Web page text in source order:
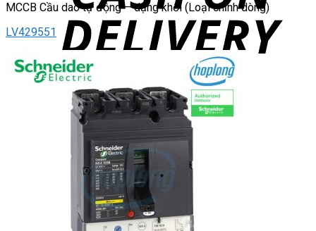
MCCB Cầu dao tự động – dạng khối (Loại chỉnh dòng)
LV429551